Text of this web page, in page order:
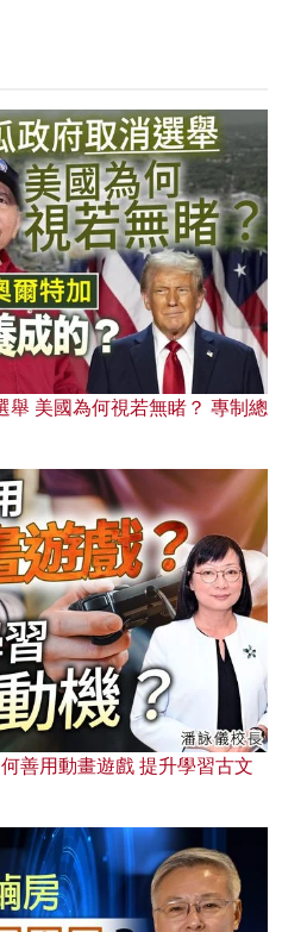
舉 美國為何視若無睹？ 專制總
善用動畫遊戲 提升學習古文